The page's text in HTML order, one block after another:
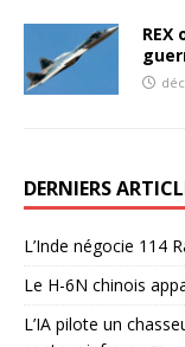
DERNIERS
L’Inde négocie 114
Le H-6N chinois
L’IA pilote un